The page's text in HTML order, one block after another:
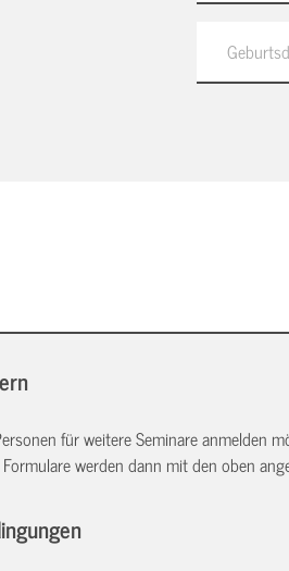
für weitere Seminare anmelden
werden dann mit den oben